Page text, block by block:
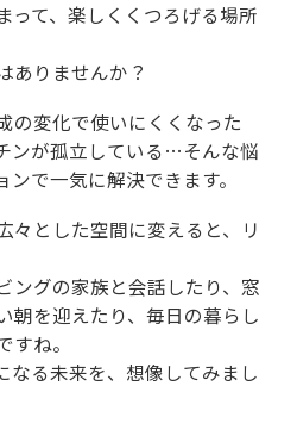
って、楽しくくつろげる場所
ありませんか？
の変化で使いにくくなった
ンが孤立している…そんな悩
で一気に解決できます。
々とした空間に変えると、リ
ングの家族と会話したり、窓
朝を迎えたり、毎日の暮らし
ね。
なる未来を、想像してみまし